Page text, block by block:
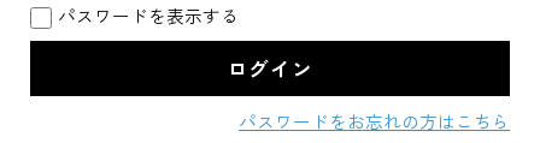
パスワードを表示する
パスワードをお忘れの方はこちら